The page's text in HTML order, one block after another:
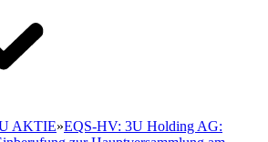
AKTIE»EQS-HV: 3U Holding AG: